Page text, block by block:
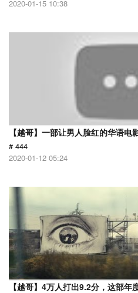
2020-01-15 10:38
【越哥】一部让男人脸红的华语电
# 444
2020-01-12 05:24
【越哥】4万人打出9.2分，这部年